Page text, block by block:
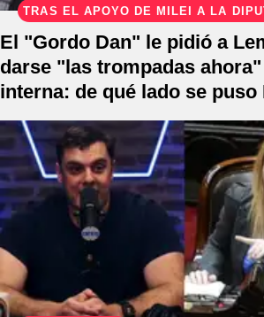
TRAS EL APOYO DE MILEI A LA
El "Gordo Dan" le pidió a
darse "las trompadas
interna: de qué lado se puso